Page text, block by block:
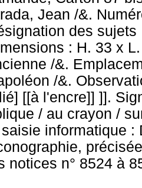
Jean /&.
des
: H. 33 x
/&.
/&.
[[à l'encre]] ]].
/ au crayon /
saisie informatique
notices n° 8524 à